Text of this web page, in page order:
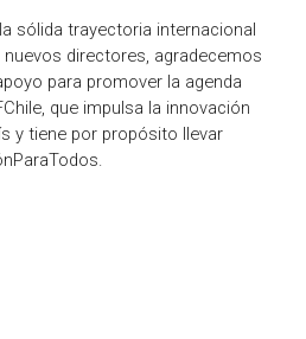
sólida trayectoria internacional
directores, agradecemos
para promover la agenda
que impulsa la innovación
y tiene por propósito llevar